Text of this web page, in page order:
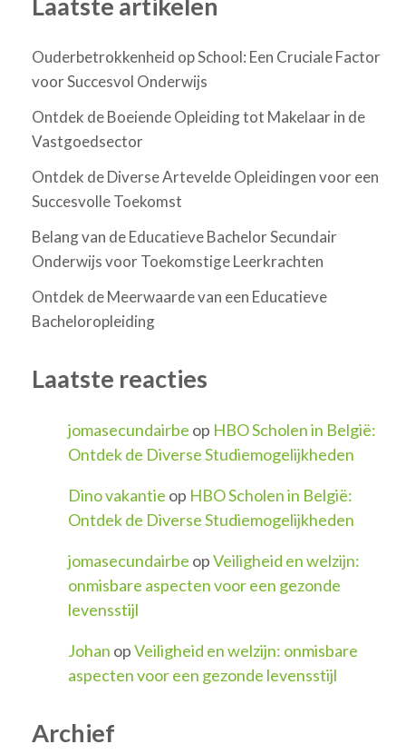
Ouderbetrokkenheid op School: Een Cruciale Factor
voor Succesvol Onderwijs
Ontdek de Boeiende Opleiding tot Makelaar in de
Vastgoedsector
Ontdek de Diverse Artevelde Opleidingen voor een
Succesvolle Toekomst
Belang van de Educatieve Bachelor Secundair
Onderwijs voor Toekomstige Leerkrachten
Ontdek de Meerwaarde van een Educatieve
Bacheloropleiding
Laatste reacties
jomasecundairbe op HBO Scholen in België:
Ontdek de Diverse Studiemogelijkheden
Dino vakantie op HBO Scholen in België:
Ontdek de Diverse Studiemogelijkheden
jomasecundairbe opVeiligheid en welzijn:
onmisbare aspecten voor een gezonde
levensstijl
Johan opVeiligheid en welzijn: onmisbare
aspecten voor een gezonde levensstijl
Archief